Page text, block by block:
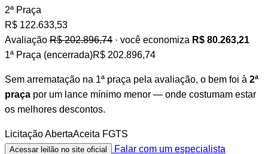
2ª Praça
R$ 122.633,53
Avaliação R$ 202.896,74 · você economiza R$ 80.263,21
1ª Praça (encerrada)R$ 202.896,74
Sem arrematação na 1ª praça pela avaliação, o bem foi à 2ª
praça por um lance mínimo menor — onde costumam estar
os melhores descontos.
Licitação AbertaAceita FGTS
Acessar leilão no site oficial Falar com um especialista